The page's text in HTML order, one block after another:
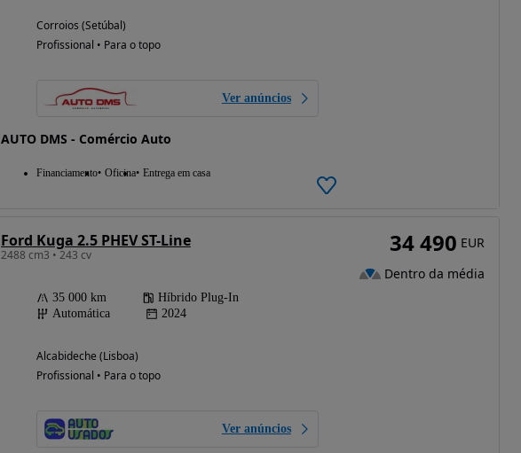
Corroios (Setúbal)
Profissional • Para o topo
Ver anúncios
AUTO DMS - Comércio Auto
Financiamento Oficina Entrega em casa
Ford Kuga 2.5 PHEV ST-Line
2488 cm3 • 243 cv
35 000 km
Híbrido Plug-In
Automática
2024
Alcabideche (Lisboa)
Profissional • Para o topo
Ver anúncios
34 490 EUR
Dentro da média